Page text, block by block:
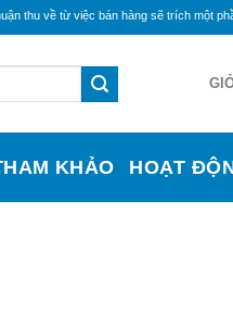
từ việc bán hàng sẽ trích một phần để
KHẢO HOẠT